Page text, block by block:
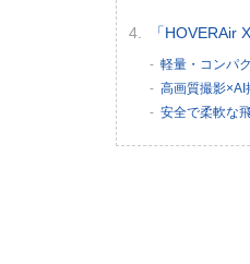
「HOVERAir
軽量・コンパ
高画質撮影×AI
安全で柔軟な